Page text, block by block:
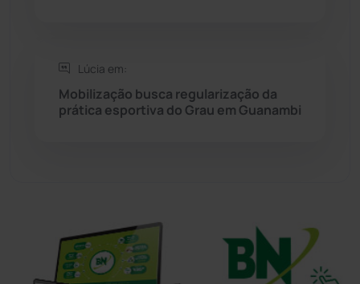
Tecnologia
Lúcia em:
Mobilização busca regularização da
prática esportiva do Grau em Guanambi